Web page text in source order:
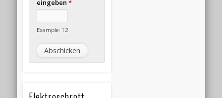
eingeben*
Example: 12